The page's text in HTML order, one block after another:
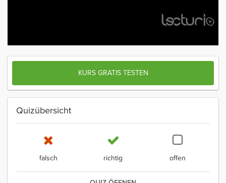
KURS GRATIS TESTEN
Quizübersicht
falsch richtig offen